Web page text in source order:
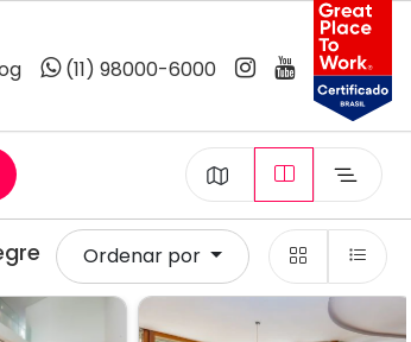
(11) 98000-6000
Ordenar por